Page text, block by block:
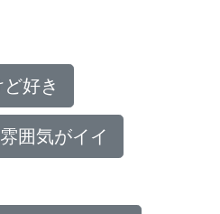
好き
囲気がイイ